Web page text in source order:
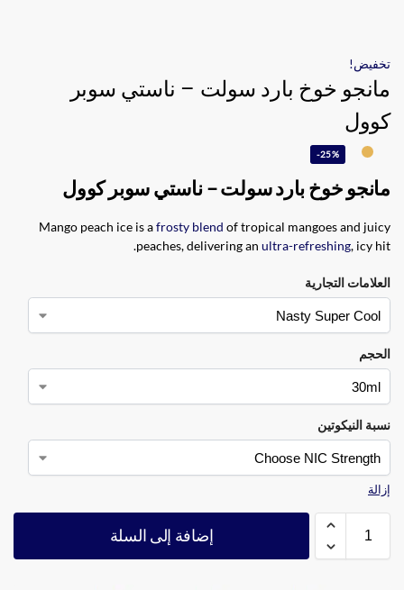
تخفيض!
مانجو خوخ بارد سولت – ناستي سوبر
كوول
-25%
مانجو خوخ بارد سولت – ناستي سوبر كوول
Mango peach ice is afrosty blend of tropical mangoes and juicy
peaches, delivering an ultra-refreshing, icy hit.
العلامات التجارية
الحجم
نسبة النيكوتين
إزالة
إضافة إلى السلة